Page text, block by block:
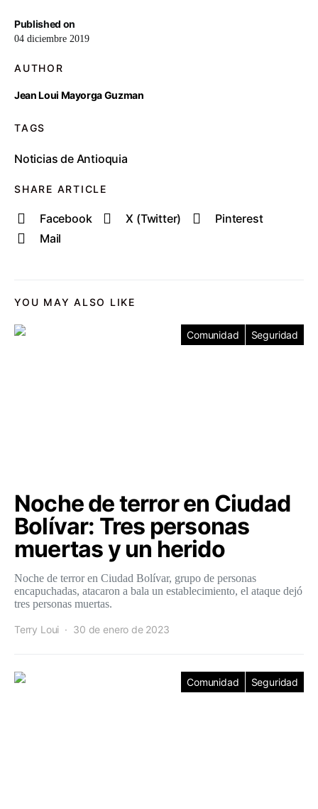
Published on
04 diciembre 2019
AUTHOR
Jean Loui Mayorga Guzman
TAGS
Noticias de Antioquia
SHARE ARTICLE
Facebook X (Twitter)
Pinterest
Mail
YOU MAY ALSO LIKE
Comunidad Seguridad
Noche de terror en Ciudad
Bolívar: Tres personas
muertas y un herido
Noche de terror en Ciudad Bolívar, grupo de personas
encapuchadas, atacaron a bala un establecimiento, el ataque dejó
tres personas muertas.
Terry Loui 30 de enero de 2023
Comunidad Seguridad